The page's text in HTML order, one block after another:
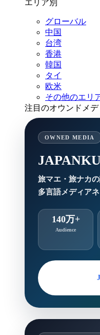
エリア別
グローバル
中国
台湾
香港
韓国
タイ
欧米
その他のエリ
注目のオウンドメデ
OWNED MEDIA
旅マエ・旅ナカの
多言語メディア
140万+
Audience